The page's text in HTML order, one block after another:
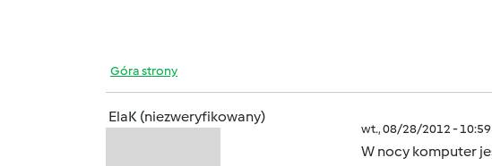
Góra strony
ElaK (niezweryfikowany)
wt., 08/28/2012 - 10:59
W nocy komputer